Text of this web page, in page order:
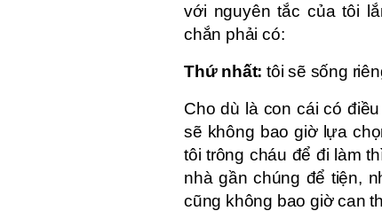
với nguyên tắc của tôi
chắn phải có:
Thứ nhất: tôi sẽ sống
Cho dù là con cái có
sẽ không bao giờ lựa
tôi trông cháu để đi làm
nhà gần chúng để tiện,
cũng không bao giờ can